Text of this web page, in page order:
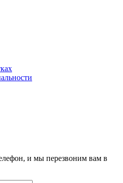
и мы перезвоним вам в